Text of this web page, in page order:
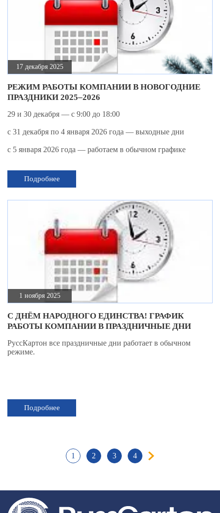
17 декабря 2025
РЕЖИМ РАБОТЫ КОМПАНИИ В НОВОГОДНИЕ
ПРАЗДНИКИ 2025–2026
29 и 30 декабря — с 9:00 до 18:00
с 31 декабря по 4 января 2026 года — выходные дни
с 5 января 2026 года — работаем в обычном графике
Подробнее
1 ноября 2025
С ДНЁМ НАРОДНОГО ЕДИНСТВА! ГРАФИК
РАБОТЫ КОМПАНИИ В ПРАЗДНИЧНЫЕ ДНИ
РуссКартон все праздничные дни работает в обычном
режиме.
Подробнее
1 2 3 4